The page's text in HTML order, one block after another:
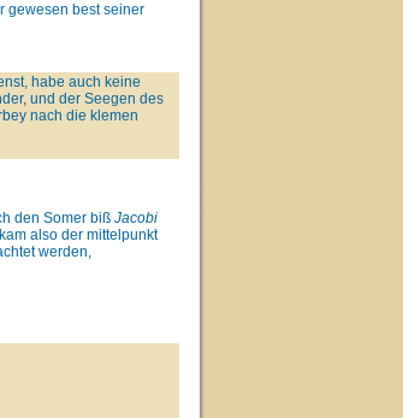
gewesen best seiner
habe auch keine
und der Seegen des
nach die klemen
den Somer biß Jacobi
also der mittelpunkt
werden,